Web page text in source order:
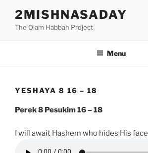
content
2MISHNASADAY
The Olam Habbah Project
Menu
YESHAYA 8 16 – 18
Perek 8 Pesukim 16 – 18
I will await Hashem who hides His face